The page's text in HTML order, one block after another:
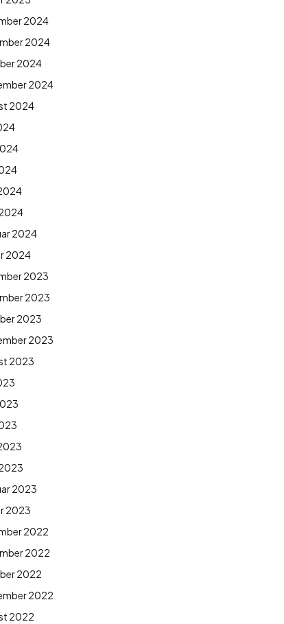
2024
2024
2024
2024
2024
2024
2024
2023
2023
2023
2023
2023
2023
2023
2022
2022
2022
2022
2022